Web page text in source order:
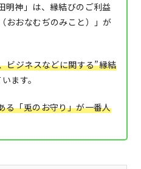
明神」は、縁結びのご利益
おおなむぢのみこと）」が
ビジネスなどに関する”縁結
ます。
る「兎のお守り」が一番人